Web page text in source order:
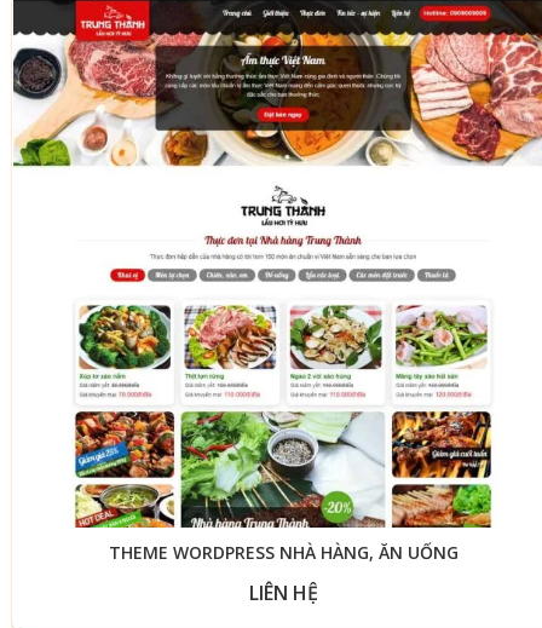
THEME WORDPRESS NHÀ HÀNG, ĂN UỐNG
LIÊN HỆ